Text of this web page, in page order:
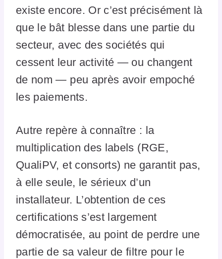
existe encore. Or c’est précisément là
que le bât blesse dans une partie du
secteur, avec des sociétés qui
cessent leur activité — ou changent
de nom — peu après avoir empoché
les paiements.
Autre repère à connaître : la
multiplication des labels (RGE,
QualiPV, et consorts) ne garantit pas,
à elle seule, le sérieux d’un
installateur. L’obtention de ces
certifications s’est largement
démocratisée, au point de perdre une
partie de sa valeur de filtre pour le